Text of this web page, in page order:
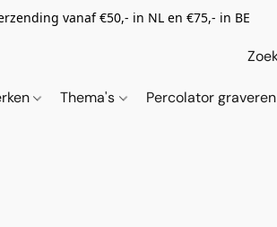
vanaf €50,- in NL en €75,- in BE
Thema's Percolator graveren